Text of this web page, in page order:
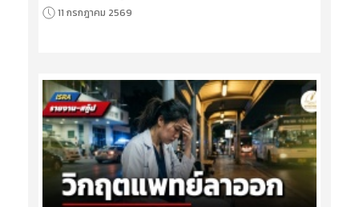
11 กรกฎาคม 2569